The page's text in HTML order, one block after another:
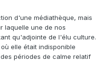
d'une médiathèque, mais
laquelle une de nos
qu'adjointe de l'élu culture.
elle était indisponible
périodes de calme relatif